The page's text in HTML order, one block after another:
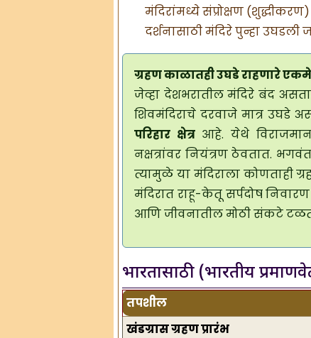
मंदिरांमध्ये संप्रोक्षण
दर्शनासाठी मंदिरे पुन्हा उघडली
ग्रहण काळातही उघडे राहणारे
जेव्हा देशभरातील मंदिरे बंद
शिवमंदिराचे दरवाजे मात्र उघडे
परिहार क्षेत्रआहे. येथे विराजमान
नक्षत्रांवर नियंत्रण ठेवतात.
त्यामुळे या मंदिराला कोणताही
मंदिरात राहू-केतू सर्पदोष
आणि जीवनातील मोठी संकटे
भारतासाठी (भारतीय
तपशील
खंडग्रास ग्रहण प्रारंभ